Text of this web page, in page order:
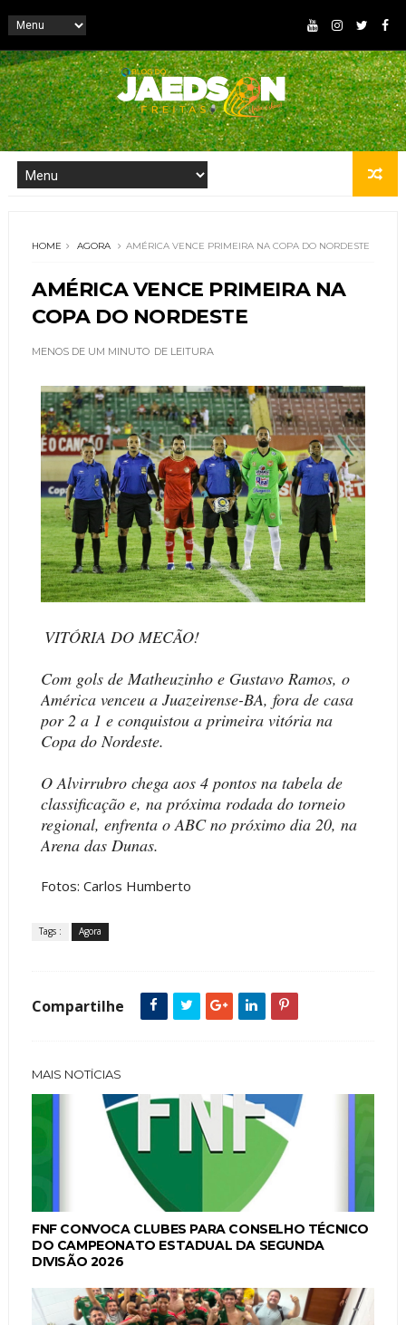
HOME AGORA AMÉRICA VENCE PRIMEIRA NA COPA DO NORDESTE
AMÉRICA VENCE PRIMEIRA NA
COPA DO NORDESTE
MENOS DE UM MINUTO DE LEITURA
VITÓRIA DO MECÃO!
Com gols de Matheuzinho e Gustavo Ramos, o
América venceu a Juazeirense-BA, fora de casa
por 2 a 1 e conquistou a primeira vitória na
Copa do Nordeste.
O Alvirrubro chega aos 4 pontos na tabela de
classificação e, na próxima rodada do torneio
regional, enfrenta o ABC no próximo dia 20, na
Arena das Dunas.
Fotos: Carlos Humberto
Tags : Agora
Compartilhe
MAIS NOTÍCIAS
FNF CONVOCA CLUBES PARA CONSELHO TÉCNICO
DO CAMPEONATO ESTADUAL DA SEGUNDA
DIVISÃO 2026